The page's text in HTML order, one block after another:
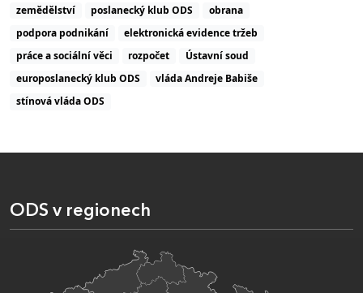
zemědělství
poslanecký klub ODS
obrana
podpora podnikání
elektronická evidence tržeb
práce a sociální věci
rozpočet
Ústavní soud
europoslanecký klub ODS
vláda Andreje Babiše
stínová vláda ODS
ODS v regionech